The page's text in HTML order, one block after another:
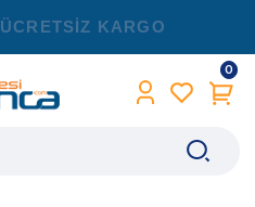
ÜCRETSİZ KARGO
0